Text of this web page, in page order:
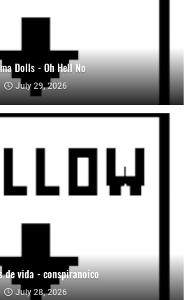
Dolls - Oh Hell No
July 29, 2026
de vida - conspiranoico
July 28, 2026